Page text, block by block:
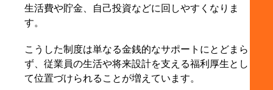
生活費や貯金、自己投資などに回しやすくなりま
す。
こうした制度は単なる金銭的なサポートにとどまら
ず、従業員の生活や将来設計を支える福利厚生とし
て位置づけられることが増えています。